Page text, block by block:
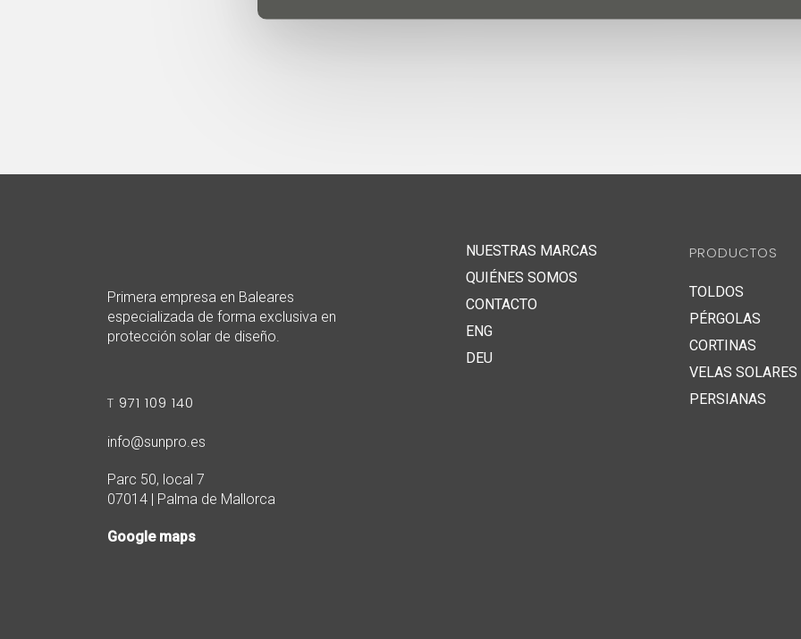
Primera empresa en Baleares
especializada de forma exclusiva en
protección solar de diseño.
T 971 109 140
info@sunpro.es
Parc 50, local 7
07014 | Palma de Mallorca
Google maps
NUESTRAS MARCAS
QUIÉNES SOMOS
CONTACTO
ENG
DEU
PRODUCTOS
TOLDOS
PÉRGOLAS
CORTINAS
VELAS SOLARES
PERSIANAS